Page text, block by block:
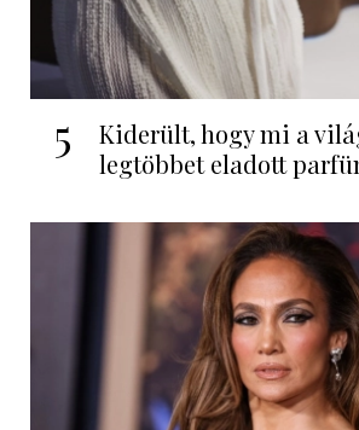
5
Kiderült, hogy mi a
legtöbbet eladott